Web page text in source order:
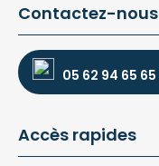
Contactez-nous
05 62 94 65 65
Accès rapides